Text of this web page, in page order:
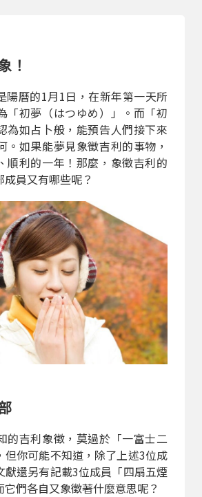
！
陽曆的1月1日，在新年第一天所
「初夢（はつゆめ）」。而「初
為如占卜般，能預告人們接下來
。如果能夢見象徵吉利的事物，
順利的一年！那麼，象徵吉利的
成員又有哪些呢？
的吉利象徵，莫過於「一富士二
但你可能不知道，除了上述3位成
獻還另有記載3位成員「四扇五煙
們各自又象徵著什麼意思呢？